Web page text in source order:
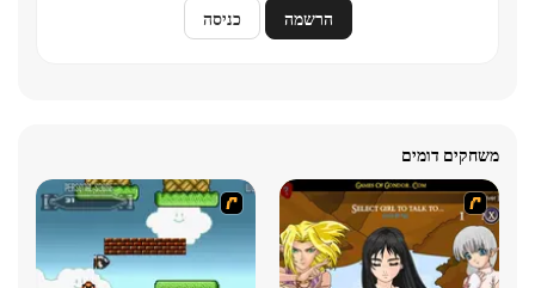
הרשמה כניסה
משחקים דומים